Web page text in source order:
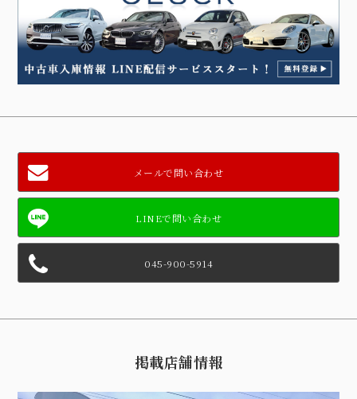
メールで問い合わせ
045-900-5914
掲載店舗情報